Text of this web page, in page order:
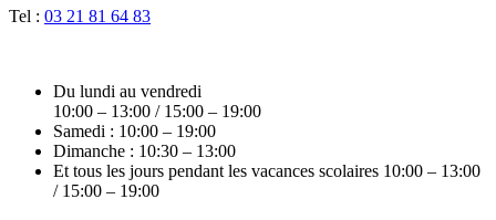
Tel : 03 21 81 64 83
Du lundi au vendredi
10:00 – 13:00 / 15:00 – 19:00
Samedi : 10:00 – 19:00
Dimanche : 10:30 – 13:00
Et tous les jours pendant les vacances scolaires 10:00 – 13:00
/ 15:00 – 19:00